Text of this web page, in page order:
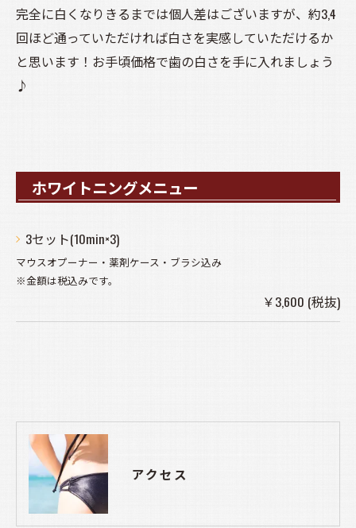
完全に白くなりきるまでは個人差はございますが、約3,4
回ほど通っていただければ白さを実感していただけるか
と思います！お手頃価格で歯の白さを手に入れましょう
♪
ホワイトニングメニュー
3セット(10min×3)
マウスオプーナー・薬剤ケース・ブラシ込み
※金額は税込みです。
￥3,600 (税抜)
アクセス